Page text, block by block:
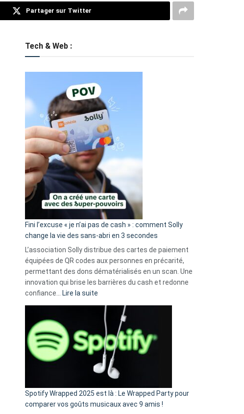
Partager sur Twitter
Tech & Web :
Fini l’excuse « je n’ai pas de cash » : comment Solly
change la vie des sans-abri en 3 secondes
L’association Solly distribue des cartes de paiement
équipées de QR codes aux personnes en précarité,
permettant des dons dématérialisés en un scan. Une
innovation qui brise les barrières du cash et redonne
confiance… Lire la suite
Fini
l’excuse
je
n’ai
pas
de
cash
»
Spotify Wrapped 2025 est là : Le Wrapped Party pour
comparer vos goûts musicaux avec 9 amis !